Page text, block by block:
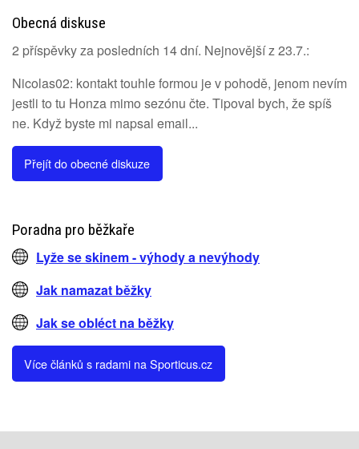
Obecná diskuse
2 příspěvky za posledních 14 dní. Nejnovější z 23.7.:
Nicolas02: kontakt touhle formou je v pohodě, jenom nevím
jestli to tu Honza mimo sezónu čte. Tipoval bych, že spíš
ne. Když byste mi napsal email...
Přejít do obecné diskuze
Poradna pro běžkaře
Lyže se skinem - výhody a nevýhody
Jak namazat běžky
Jak se obléct na běžky
Více článků s radami na Sporticus.cz